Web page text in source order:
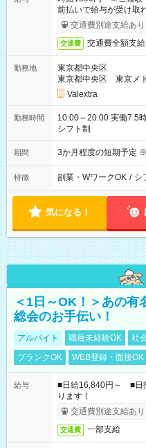
前払いで給与が受け取
交通費別途支給あり
交通費 交通費全額支給
勤務地
東京都中央区
東京都中央区 東京メ
Valextra
勤務時間
10:00～20:00 実働7.5時間／休憩1.5時間 営業時間に合わせた
シフト制
期間 3か月程度の短期予定
特徴 副業・WワークOK / シ
気になる！
＜1日～OK！＞あの有
総会のお手伝い！
アルバイト 職種未経験OK 社
ブランクOK
WEB登録・面接OK
給与
■日給16,840円～ ■日
ります！
交通費別途支給あり
交通費 一部支給